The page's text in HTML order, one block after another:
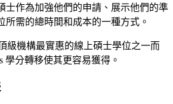
士作為加強他們的申請、展示他們的準
所需的總時間和成本的一種方式。
級機構最實惠的線上碩士學位之一而
學分轉移使其更容易獲得。